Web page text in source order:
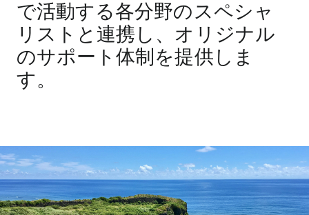
で活動する各分野のスペシャ
リストと連携し、オリジナル
のサポート体制を提供しま
す。